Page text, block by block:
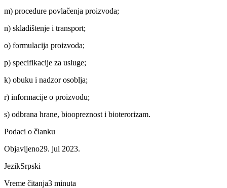
m) procedure povlačenja proizvoda;
n) skladištenje i transport;
o) formulacija proizvoda;
p) specifikacije za usluge;
k) obuku i nadzor osoblja;
r) informacije o proizvodu;
s) odbrana hrane, bioopreznost i bioterorizam.
Podaci o članku
Objavljeno29. jul 2023.
JezikSrpski
Vreme čitanja3 minuta